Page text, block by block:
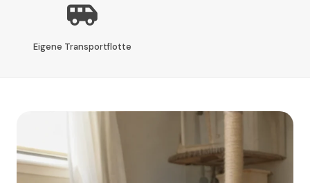
Eigene Transportflotte